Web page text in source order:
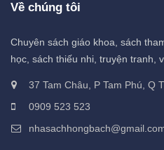
Về chúng tôi
Chuyên sách giáo khoa, sách
học, sách thiếu nhi, truyện tranh,
37 Tam Châu, P Tam Phú, Q
0909 523 523